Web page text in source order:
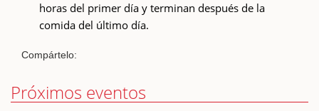
horas del primer día y terminan después de la
comida del último día.
Compártelo:
Próximos eventos